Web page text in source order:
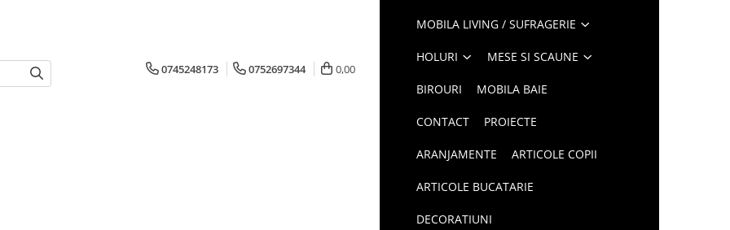
0745248173 0752697344 0,00
MOBILA LIVING / SUFRAGERIE
HOLURI MESE SI SCAUNE
BIROURI MOBILA BAIE
CONTACT PROIECTE
ARANJAMENTE ARTICOLE COPII
ARTICOLE BUCATARIE
DECORATIUNI